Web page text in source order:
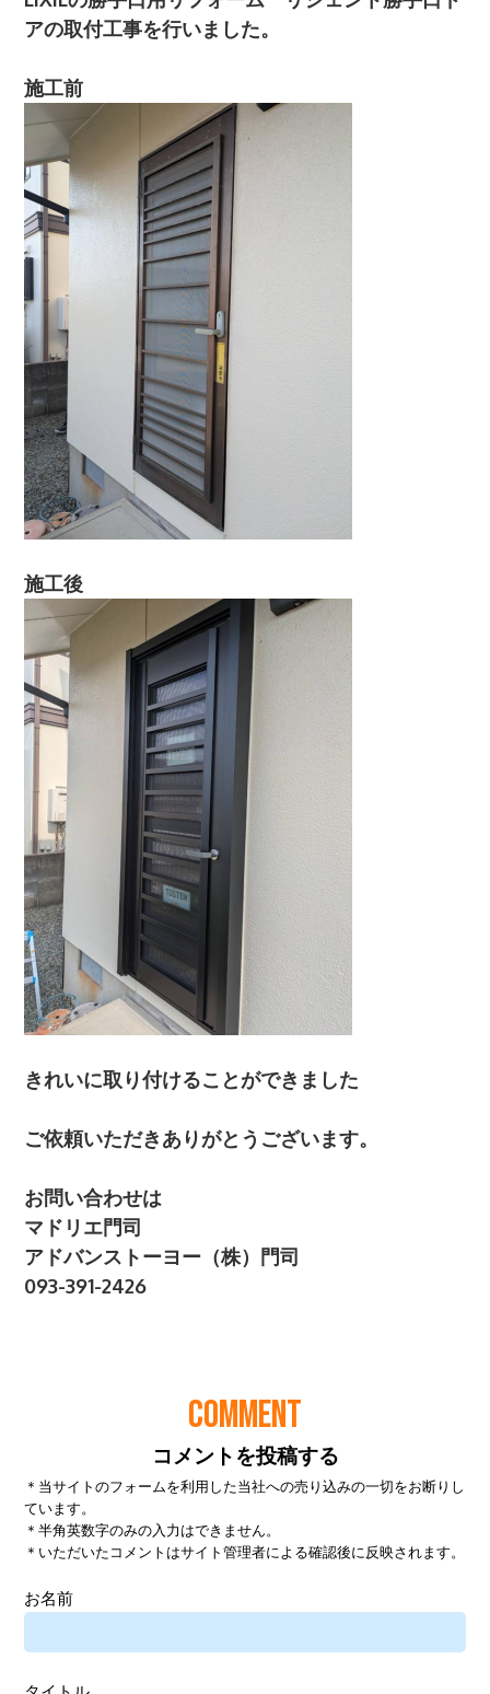
COMMENT
コメントを投稿する
＊当サイトのフォームを利用した当社への売り込みの一切をお断りし
ています。
＊半角英数字のみの入力はできません。
＊いただいたコメントはサイト管理者による確認後に反映されます。
お名前